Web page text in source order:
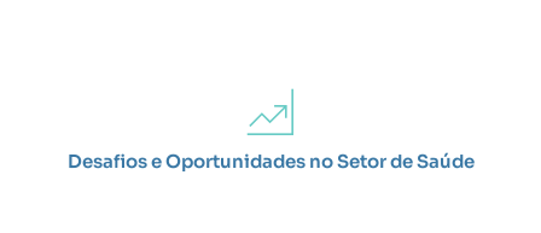
Desafios e Oportunidades no Setor de Saúde